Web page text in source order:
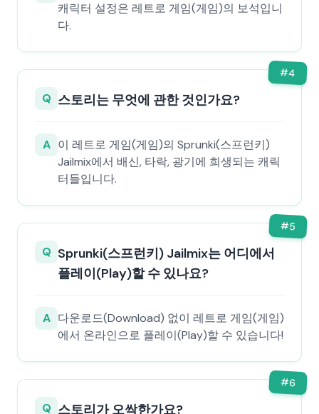
캐릭터 설정은 레트로 게임(게임)의 보석입니
다.
#4
Q 스토리는 무엇에 관한 것인가요?
A 이 레트로 게임(게임)의 Sprunki(스프런키)
Jailmix에서 배신, 타락, 광기에 희생되는 캐릭
터들입니다.
#5
Q Sprunki(스프런키) Jailmix는 어디에서
플레이(Play)할 수 있나요?
A 다운로드(Download) 없이 레트로 게임(게임)
에서 온라인으로 플레이(Play)할 수 있습니다!
#6
Q 스토리가 오싹한가요?